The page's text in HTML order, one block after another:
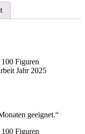
Figuren
Jahr 2025
geeignet.“
Figuren